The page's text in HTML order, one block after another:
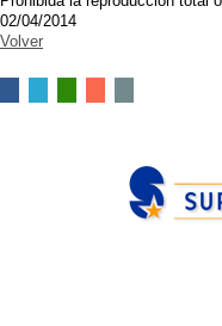
02/04/2014
Volver